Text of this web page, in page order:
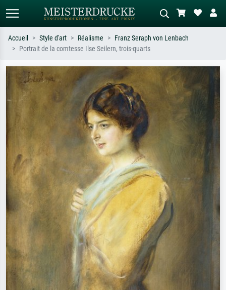
Recherchez par artiste, titre ou style –
ex. Monet, Nuit étoilée,
impressionnisme, vague de Hokusai,
nu.
Décrivez la scène – ex. prairie verte,
abstrait avec beaucoup de rouge,
tableau sombre, nu debout près d'un
Accueil Style d'art Réalisme
Franz Seraph von Lenbach
Portrait de la comtesse Ilse Seilern, trois-quarts